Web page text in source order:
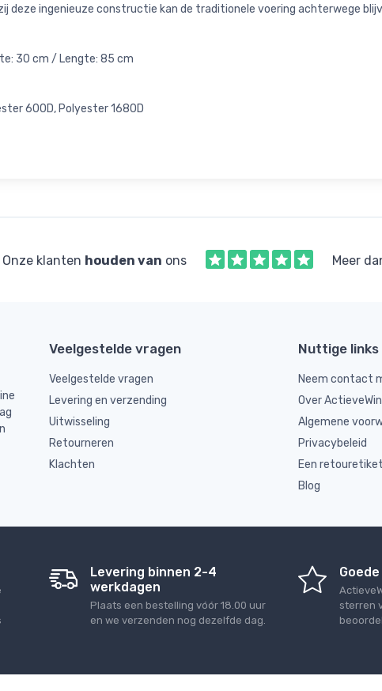
deze ingenieuze constructie kan de traditionele voering achterwege
30 cm / Lengte: 85 cm
600D, Polyester 1680D
Onze klanten houden van ons Meer
Veelgestelde vragen
Veelgestelde vragen
Levering en verzending
Uitwisseling
Retourneren
Klachten
Nuttige links
Neem contact
Over
Algemene
Privacybeleid
Een
Blog
Levering binnen 2-4
werkdagen
Plaats een bestelling vóór 18.00 uur
en we verzenden nog dezelfde dag.
sterren